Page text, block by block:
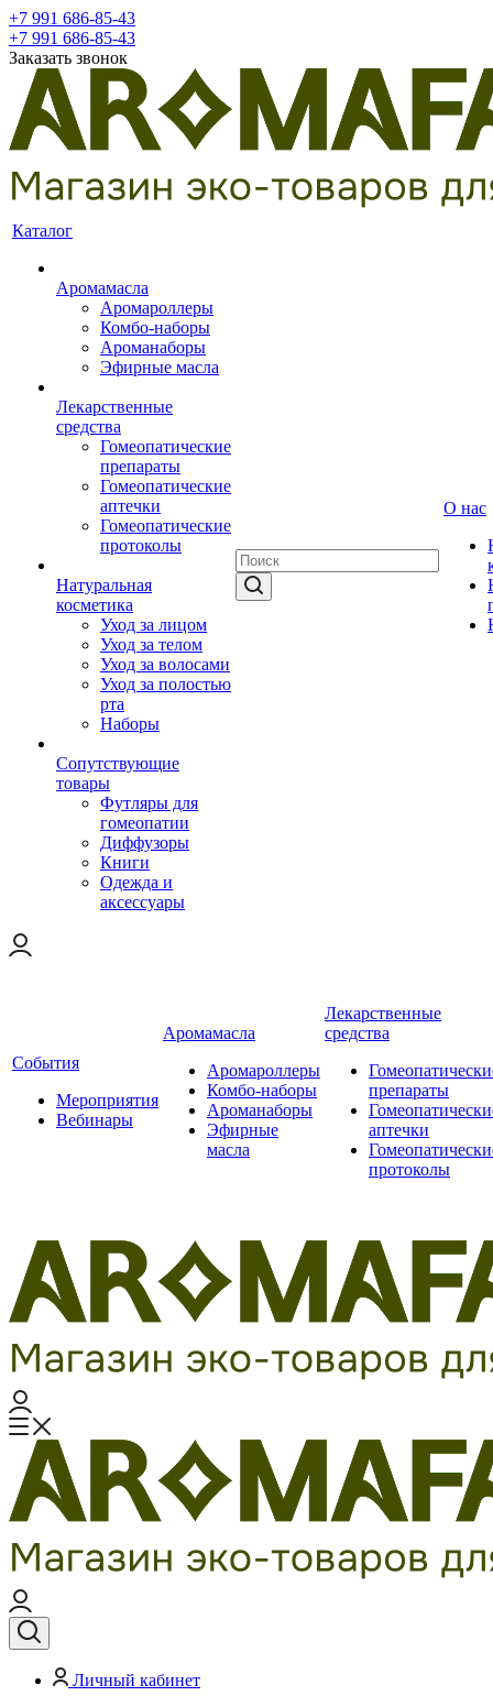
+7 991 686-85-43
+7 991 686-85-43
Заказать звонок
Каталог
Аромамасла
Аромароллеры
Комбо-наборы
Ароманаборы
Эфирные масла
Лекарственные
средства
Гомеопатические
препараты
Гомеопатические
аптечки
Гомеопатические
протоколы
Натуральная
косметика
Уход за лицом
Уход за телом
Уход за волосами
Уход за полостью
рта
Наборы
Сопутствующие
товары
Футляры для
гомеопатии
Диффузоры
Книги
Одежда и
аксессуары
О нас
События
Мероприятия
Вебинары
Аромамасла
Аромароллеры
Комбо-наборы
Ароманаборы
Эфирные
масла
Лекарственные
средства
препараты
аптечки
протоколы
Личный кабинет